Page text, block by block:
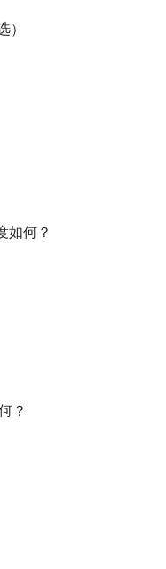
如何？
？